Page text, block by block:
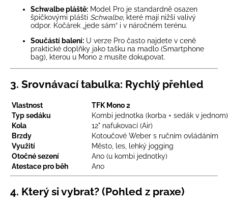
Schwalbe pláště: Model Pro je standardně osazen
špičkovými plášti Schwalbe, které mají nižší valivý
odpor. Kočárek „jede sám“ i v náročném terénu.
Součástí balení: U verze Pro často najdete v ceně
praktické doplňky jako tašku na madlo (Smartphone
bag), kterou u Mono 2 musíte dokupovat.
3. Srovnávací tabulka: Rychlý přehled
Vlastnost
TFK Mono 2
Typ sedáku
Kombi jednotka (korba + sedák v jednom)
Kola
12" nafukovací (Air)
Brzdy
Kotoučové Weber s ručním ovládáním
Využití
Město, les, lehký jogging
Otočné sezení
Ano (u kombi jednotky)
Atestace pro běh
Ano
4. Který si vybrat? (Pohled z praxe)